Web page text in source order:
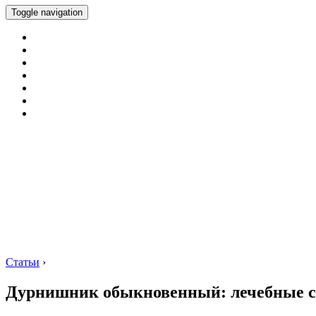
Toggle navigation
Статьи ›
Дурнишник обыкновенный: лечебные